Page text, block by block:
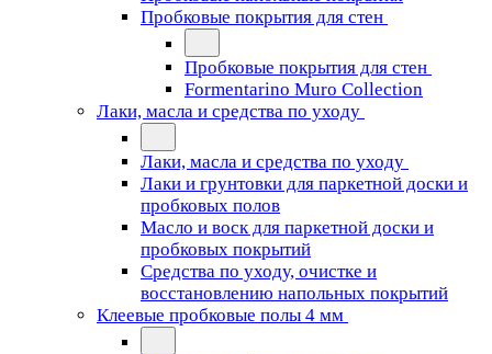
Пробковые покрытия для стен
Пробковые покрытия для стен
Formentarino Muro Collection
Лаки, масла и средства по уходу
Лаки, масла и средства по уходу
Лаки и грунтовки для паркетной доски и
пробковых полов
Масло и воск для паркетной доски и
пробковых покрытий
Средства по уходу, очистке и
восстановлению напольных покрытий
Клеевые пробковые полы 4 мм